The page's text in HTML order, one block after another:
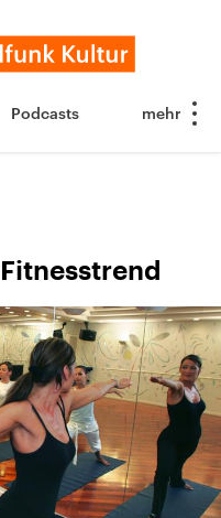
Podcasts